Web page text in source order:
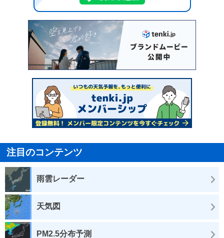
注目のコンテンツ
雨雲レーダー
天気図
PM2.5分布予測